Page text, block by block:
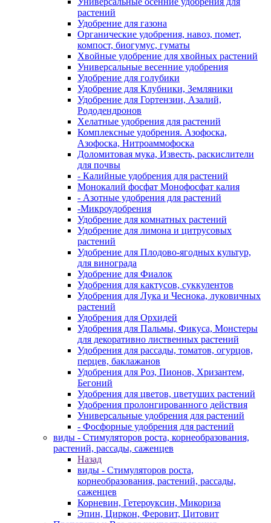
растений
Удобрение для газона
Органические удобрения, навоз, помет,
компост, биогумус, гуматы
Хвойные удобрение для хвойных растений
Универсальные весенние удобрения
Удобрение для голубики
Удобрение для Клубники, Земляники
Удобрение для Гортензии, Азалий,
Рододендронов
Хелатные удобрения для растений
Комплексные удобрения. Азофоска,
Азофоска, Нитроаммофоска
Доломитовая мука, Известь, раскислители
для почвы
- Калийные удобрения для растений
Монокалий фосфат Монофосфат калия
- Азотные удобрения для растений
-Микроудобрения
Удобрение для комнатных растений
Удобрение для лимона и цитрусовых
растений
Удобрение для Плодово-ягодных культур,
для винограда
Удобрение для Фиалок
Удобрения для кактусов, суккулентов
Удобрения для Лука и Чеснока, луковичных
растений
Удобрения для Орхидей
Удобрения для Пальмы, Фикуса, Монстеры
для декоративно лиственных растений
Удобрения для рассады, томатов, огурцов,
перцев, баклажанов
Удобрения для Роз, Пионов, Хризантем,
Бегоний
Удобрения для цветов, цветущих растений
Удобрения пролонгированного действия
Универсальные удобрения для растений
- Фосфорные удобрения для растений
виды - Стимуляторов роста, корнеобразования,
растений, рассады, саженцев
Назад
виды - Стимуляторов роста,
корнеобразования, растений, рассады,
саженцев
Корневин, Гетероуксин, Микориза
Эпин, Циркон, Феровит, Цитовит